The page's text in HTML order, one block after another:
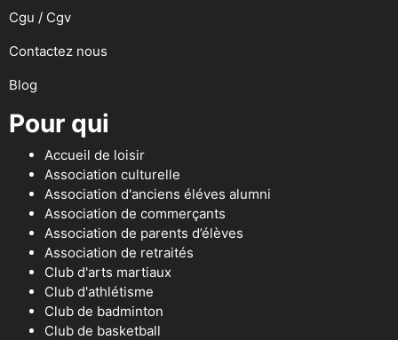
Cgu / Cgv
Contactez nous
Blog
Pour qui
Accueil de loisir
Association culturelle
Association d'anciens éléves alumni
Association de commerçants
Association de parents d’élèves
Association de retraités
Club d'arts martiaux
Club d'athlétisme
Club de badminton
Club de basketball